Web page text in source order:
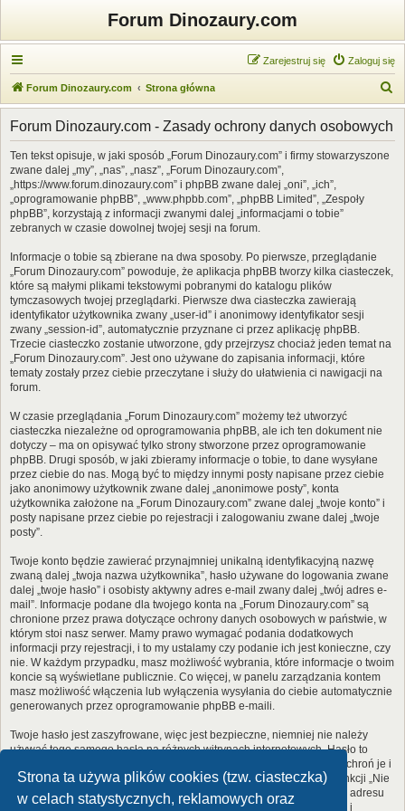
Strona ta używa plików cookies (tzw. ciasteczka)
w celach statystycznych, reklamowych oraz
Forum Dinozaury.com
Zaloguj się
Zarejestruj się
Forum Dinozaury.com Strona główna
z
Forum Dinozaury.com - Zasady ochrony danych osobowych
Ten tekst opisuje, w jaki sposób „Forum Dinozaury.com” i firmy stowarzyszone
zwane dalej „my”, „nas”, „nasz”, „Forum Dinozaury.com”,
„https://www.forum.dinozaury.com” i phpBB zwane dalej „oni”, „ich”,
„oprogramowanie phpBB”, „www.phpbb.com”, „phpBB Limited”, „Zespoły
phpBB”, korzystają z informacji zwanymi dalej „informacjami o tobie”
zebranych w czasie dowolnej twojej sesji na forum.
Informacje o tobie są zbierane na dwa sposoby. Po pierwsze, przeglądanie
„Forum Dinozaury.com” powoduje, że aplikacja phpBB tworzy kilka ciasteczek,
które są małymi plikami tekstowymi pobranymi do katalogu plików
tymczasowych twojej przeglądarki. Pierwsze dwa ciasteczka zawierają
identyfikator użytkownika zwany „user-id” i anonimowy identyfikator sesji
zwany „session-id”, automatycznie przyznane ci przez aplikację phpBB.
Trzecie ciasteczko zostanie utworzone, gdy przejrzysz chociaż jeden temat na
„Forum Dinozaury.com”. Jest ono używane do zapisania informacji, które
tematy zostały przez ciebie przeczytane i służy do ułatwienia ci nawigacji na
forum.
W czasie przeglądania „Forum Dinozaury.com” możemy też utworzyć
ciasteczka niezależne od oprogramowania phpBB, ale ich ten dokument nie
dotyczy – ma on opisywać tylko strony stworzone przez oprogramowanie
phpBB. Drugi sposób, w jaki zbieramy informacje o tobie, to dane wysyłane
przez ciebie do nas. Mogą być to między innymi posty napisane przez ciebie
jako anonimowy użytkownik zwane dalej „anonimowe posty”, konta
użytkownika założone na „Forum Dinozaury.com” zwane dalej „twoje konto” i
posty napisane przez ciebie po rejestracji i zalogowaniu zwane dalej „twoje
posty”.
Twoje konto będzie zawierać przynajmniej unikalną identyfikacyjną nazwę
zwaną dalej „twoja nazwa użytkownika”, hasło używane do logowania zwane
dalej „twoje hasło” i osobisty aktywny adres e-mail zwany dalej „twój adres e-
mail”. Informacje podane dla twojego konta na „Forum Dinozaury.com” są
chronione przez prawa dotyczące ochrony danych osobowych w państwie, w
którym stoi nasz serwer. Mamy prawo wymagać podania dodatkowych
informacji przy rejestracji, i to my ustalamy czy podanie ich jest konieczne, czy
nie. W każdym przypadku, masz możliwość wybrania, które informacje o twoim
koncie są wyświetlane publicznie. Co więcej, w panelu zarządzania kontem
masz możliwość włączenia lub wyłączenia wysyłania do ciebie automatycznie
generowanych przez oprogramowanie phpBB e-maili.
Twoje hasło jest zaszyfrowane, więc jest bezpieczne, niemniej nie należy
używać tego samego hasła na różnych witrynach internetowych. Hasło to
umożliwia dostęp do twojego konta na „Forum Dinozaury.com”, więc chroń je i
w żadnym wypadku nie podawajnikomu. Jeśli je zapomnisz, użyj funkcji „Nie
pamiętam hasła”. Witryna poprosi cię o podanie nazwy użytkownika i adresu
e-mail. Po podaniu tych danych zostanie wygenerowane nowe hasło i